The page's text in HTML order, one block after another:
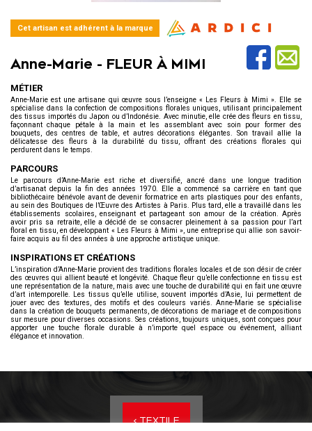
Cet artisan est adhérent à la marque
Anne-Marie - FLEUR À MIMI
MÉTIER
Anne-Marie est une artisane qui œuvre sous l’enseigne « Les Fleurs à Mimi ». Elle se
spécialise dans la confection de compositions florales uniques, utilisant principalement
des tissus importés du Japon ou d’Indonésie. Avec minutie, elle crée des fleurs en tissu,
façonnant chaque pétale à la main et les assemblant avec soin pour former des
bouquets, des centres de table, et autres décorations élégantes. Son travail allie la
délicatesse des fleurs à la durabilité du tissu, offrant des créations florales qui
perdurent dans le temps.
PARCOURS
Le parcours d’Anne-Marie est riche et diversifié, ancré dans une longue tradition
d’artisanat depuis la fin des années 1970. Elle a commencé sa carrière en tant que
bibliothécaire bénévole avant de devenir formatrice en arts plastiques pour des enfants,
au sein des Boutiques de l’Œuvre des Artistes à Paris. Plus tard, elle a travaillé dans les
établissements scolaires, enseignant et partageant son amour de la création. Après
avoir pris sa retraite, elle a décidé de se consacrer pleinement à sa passion pour l’art
floral en tissu, en développant « Les Fleurs à Mimi », une entreprise qui allie son savoir-
faire acquis au fil des années à une approche artistique unique.
INSPIRATIONS ET CRÉATIONS
L’inspiration d’Anne-Marie provient des traditions florales locales et de son désir de créer
des œuvres qui allient beauté et longévité. Chaque fleur qu’elle confectionne en tissu est
une représentation de la nature, mais avec une touche de durabilité qui en fait une œuvre
d’art intemporelle. Les tissus qu’elle utilise, souvent importés d’Asie, lui permettent de
jouer avec des textures, des motifs et des couleurs variés. Anne-Marie se spécialise
dans la création de bouquets permanents, de décorations de mariage et de compositions
sur mesure pour diverses occasions. Ses créations, toujours uniques, sont conçues pour
apporter une touche florale durable à n’importe quel espace ou événement, alliant
élégance et innovation.
< TEXTILE